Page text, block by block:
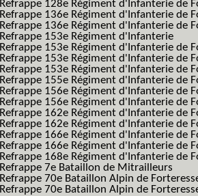
Refrappe 128e Régiment d'Infanterie de
Refrappe 136e Régiment d'Infanterie de
Refrappe 136e Régiment d'Infanterie de
Refrappe 153e Régiment d'Infanterie
Refrappe 153e Régiment d'Infanterie de
Refrappe 153e Régiment d'Infanterie de
Refrappe 153e Régiment d'Infanterie de
Refrappe 155e Régiment d'Infanterie de
Refrappe 156e Régiment d'Infanterie de
Refrappe 156e Régiment d'Infanterie de
Refrappe 162e Régiment d'Infanterie de
Refrappe 162e Régiment d'Infanterie de
Refrappe 166e Régiment d'Infanterie de
Refrappe 166e Régiment d'Infanterie de
Refrappe 168e Régiment d'Infanterie de
Refrappe 7e Bataillon de Mitrailleurs
Refrappe 70e Bataillon Alpin de
Refrappe 70e Bataillon Alpin de